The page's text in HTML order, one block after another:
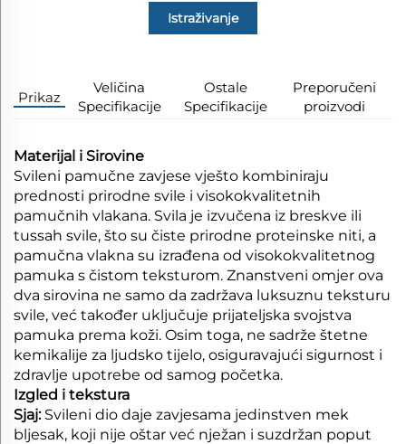
Istraživanje
Prikaz
Veličina
Specifikacije
Ostale
Specifikacije
Preporučeni
proizvodi
Materijal i Sirovine
Svileni pamučne zavjese vješto kombiniraju
prednosti prirodne svile i visokokvalitetnih
pamučnih vlakana. Svila je izvučena iz breskve ili
tussah svile, što su čiste prirodne proteinske niti, a
pamučna vlakna su izrađena od visokokvalitetnog
pamuka s čistom teksturom. Znanstveni omjer ova
dva sirovina ne samo da zadržava luksuznu teksturu
svile, već također uključuje prijateljska svojstva
pamuka prema koži. Osim toga, ne sadrže štetne
kemikalije za ljudsko tijelo, osiguravajući sigurnost i
zdravlje upotrebe od samog početka.
Izgled i tekstura
Sjaj: Svileni dio daje zavjesama jedinstven mek
bljesak, koji nije oštar već nježan i suzdržan poput